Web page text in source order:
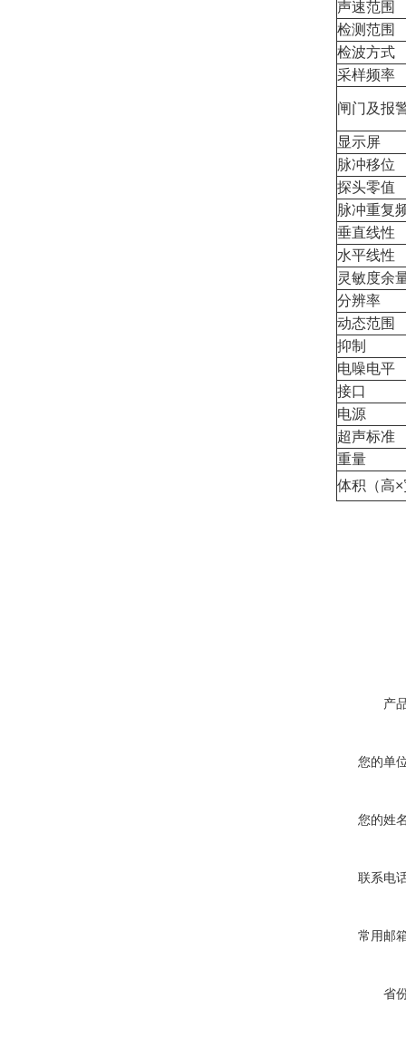
声速范围
检测范围
检波方式
采样频率
闸门及报
显示屏
脉冲移位
探头零值
脉冲重复
垂直线性
水平线性
灵敏度余
分辨率
动态范围
抑制
电噪电平
接口
电源
超声标准
重量
体积（高
产
您的单
您的姓
联系电
常用邮
省